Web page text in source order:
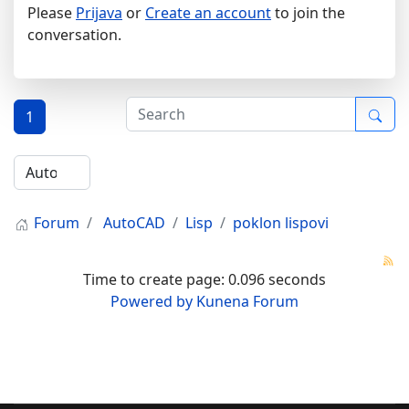
Please Prijava or Create an accountto join the
conversation.
1
Forum AutoCAD Lisp poklon lispovi
Time to create page: 0.096 seconds
Powered by Kunena Forum